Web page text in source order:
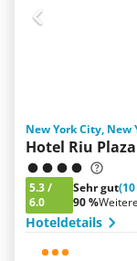
New York City, New
Hotel Riu
5.3/
6.0
Sehr gut
90 %
Hoteldetails